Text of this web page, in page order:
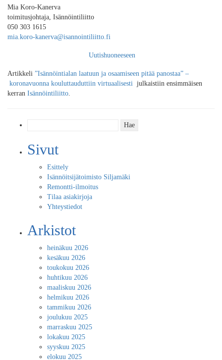
Mia Koro-Kanerva
toimitusjohtaja, Isännöintiliitto
050 303 1615
mia.koro-kanerva@isannointiliitto.fi
Uutishuoneeseen
Artikkeli ”Isännöintialan laatuun ja osaamiseen pitää panostaa” –
koronavuonna kouluttauduttiin virtuaalisesti julkaistiin ensimmäisen
kerran Isännöintiliitto.
Sivut
Esittely
Isännöitsijätoimisto Siljamäki
Remontti-ilmoitus
Tilaa asiakirjoja
Yhteystiedot
Arkistot
heinäkuu 2026
kesäkuu 2026
toukokuu 2026
huhtikuu 2026
maaliskuu 2026
helmikuu 2026
tammikuu 2026
joulukuu 2025
marraskuu 2025
lokakuu 2025
syyskuu 2025
elokuu 2025